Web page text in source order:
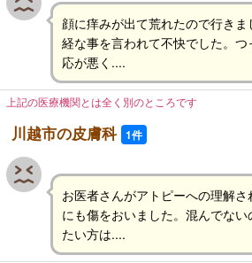
顔に痒みが出て荒れたので行き
経な事を言われて不快でした。
応が悪く....
上記の医療機関とは全く別のところです
川越市の皮膚科 1件
お医者さんがアトピーへの理解
にも傷をおいました。混んでな
たい方は....